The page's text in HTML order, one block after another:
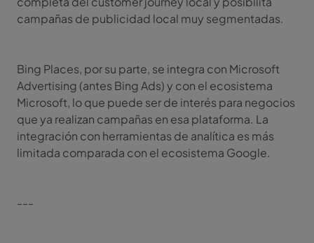
campañas de publicidad local muy segmentadas.
Bing Places, por su parte, se integra con Microsoft
Advertising (antes Bing Ads) y con el ecosistema
Microsoft, lo que puede ser de interés para negocios
que ya realizan campañas en esa plataforma. La
integración con herramientas de analítica es más
limitada comparada con el ecosistema Google.
---